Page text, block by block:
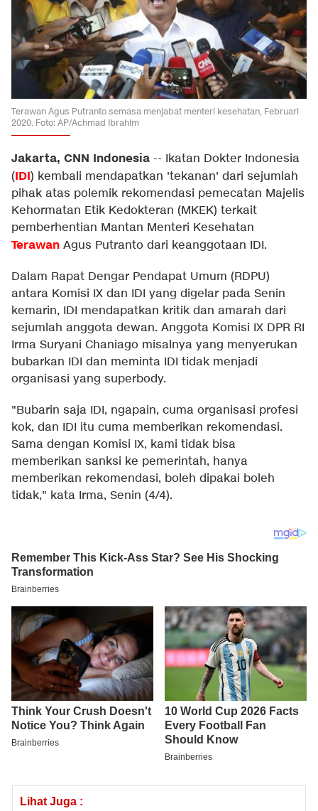
Terawan Agus Putranto semasa menjabat menteri kesehatan, Februari
2020. Foto: AP/Achmad Ibrahim
Jakarta, CNN Indonesia -- Ikatan Dokter Indonesia
(IDI) kembali mendapatkan 'tekanan' dari sejumlah
pihak atas polemik rekomendasi pemecatan Majelis
Kehormatan Etik Kedokteran (MKEK) terkait
pemberhentian Mantan Menteri Kesehatan
Terawan Agus Putranto dari keanggotaan IDI.
Dalam Rapat Dengar Pendapat Umum (RDPU)
antara Komisi IX dan IDI yang digelar pada Senin
kemarin, IDI mendapatkan kritik dan amarah dari
sejumlah anggota dewan. Anggota Komisi IX DPR RI
Irma Suryani Chaniago misalnya yang menyerukan
bubarkan IDI dan meminta IDI tidak menjadi
organisasi yang superbody.
"Bubarin saja IDI, ngapain, cuma organisasi profesi
kok, dan IDI itu cuma memberikan rekomendasi.
Sama dengan Komisi IX, kami tidak bisa
memberikan sanksi ke pemerintah, hanya
memberikan rekomendasi, boleh dipakai boleh
tidak," kata Irma, Senin (4/4).
Lihat Juga :